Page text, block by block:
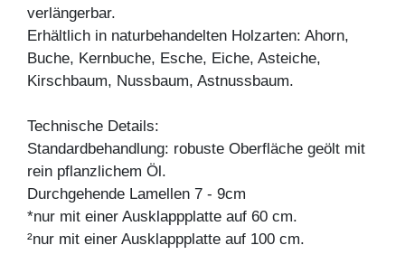
verlängerbar.
Erhältlich in naturbehandelten Holzarten: Ahorn,
Buche, Kernbuche, Esche, Eiche, Asteiche,
Kirschbaum, Nussbaum, Astnussbaum.
Technische Details:
Standardbehandlung: robuste Oberfläche geölt mit
rein pflanzlichem Öl.
Durchgehende Lamellen 7 - 9cm
*nur mit einer Ausklappplatte auf 60 cm.
²nur mit einer Ausklappplatte auf 100 cm.